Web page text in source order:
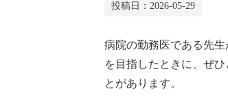
投稿日： 2026-05-29
病院の勤務医である先
を目指したときに、ぜ
とがあります。